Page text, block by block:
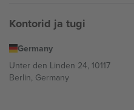
Kontorid ja tugi
Germany
Unter den Linden 24, 10117
Berlin, Germany